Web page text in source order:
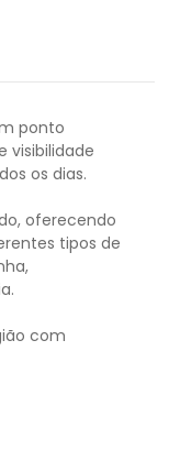
ponto
visibilidade
os dias.
oferecendo
tipos de
com